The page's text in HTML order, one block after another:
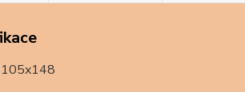
105x148